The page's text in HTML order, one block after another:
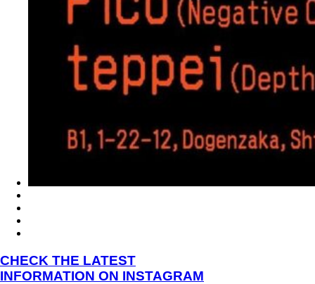
CHECK THE LATEST
INFORMATION ON INSTAGRAM